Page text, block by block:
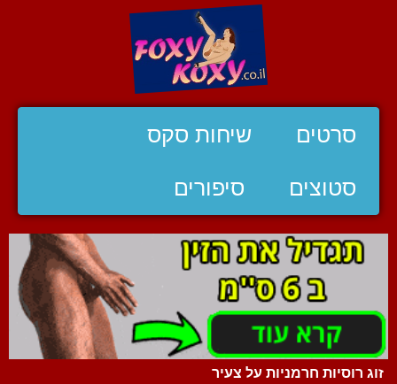
סרטים שיחות סקס
סטוצים סיפורים
זוג רוסיות חרמניות על צעיר